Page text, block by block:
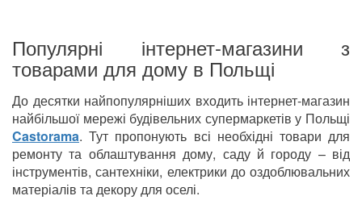
Популярні інтернет-магазини з
товарами для дому в Польщі
До десятки найпопулярніших входить інтернет-магазин
найбільшої мережі будівельних супермаркетів у Польщі
Castorama. Тут пропонують всі необхідні товари для
ремонту та облаштування дому, саду й городу – від
інструментів, сантехніки, електрики до оздоблювальних
матеріалів та декору для оселі.